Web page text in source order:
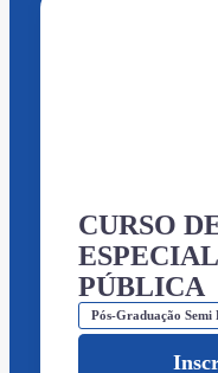
CURSO
PÚBLICA
Pós-Graduação Semi